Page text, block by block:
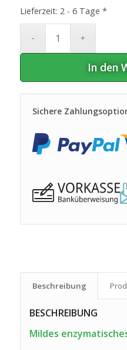
Lieferzeit: 2 - 6 Tage *
In den
Sichere
Beschreibung
BESCHREIBUNG
Mildes